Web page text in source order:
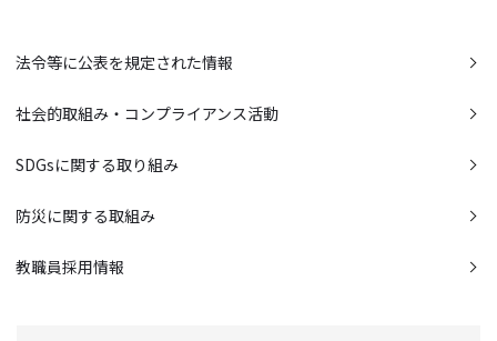
法令等に公表を規定された情報
社会的取組み・コンプライアンス活動
SDGsに関する取り組み
防災に関する取組み
教職員採用情報